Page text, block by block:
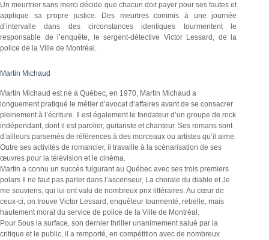
Un meurtrier sans merci décide que chacun doit payer pour ses fautes et
applique sa propre justice. Des meurtres commis à une journée
d’intervalle dans des circonstances identiques tourmentent le
responsable de l’enquête, le sergent-détective Victor Lessard, de la
police de la Ville de Montréal.
Martin Michaud
Martin Michaud est né à Québec, en 1970, Martin Michaud a
longuement pratiqué le métier d’avocat d’affaires avant de se consacrer
pleinement à l’écriture. Il est également le fondateur d’un groupe de rock
indépendant, dont il est parolier, guitariste et chanteur. Ses romans sont
d’ailleurs parsemés de références à des morceaux ou artistes qu’il aime.
Outre ses activités de romancier, il travaille à la scénarisation de ses
œuvres pour la télévision et le cinéma.
Martin a connu un succès fulgurant au Québec avec ses trois premiers
polars Il ne faut pas parler dans l’ascenseur, La chorale du diable et Je
me souviens, qui lui ont valu de nombreux prix littéraires. Au cœur de
ceux-ci, on trouve Victor Lessard, enquêteur tourmenté, rebelle, mais
hautement moral du service de police de la Ville de Montréal.
Pour Sous la surface, son dernier thriller unanimement salué par la
critique et le public, il a remporté, en compétition avec de nombreux